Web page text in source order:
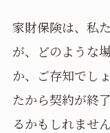
家財保険は、私
が、どのような
か、ご存知でし
たから契約が終
るかもしれませ